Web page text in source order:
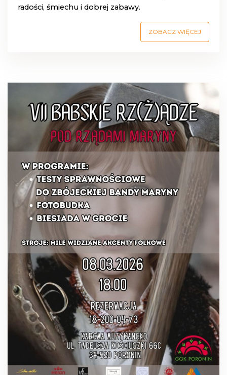
radości, śmiechu i dobrej zabawy.
ZOBACZ WIĘCEJ